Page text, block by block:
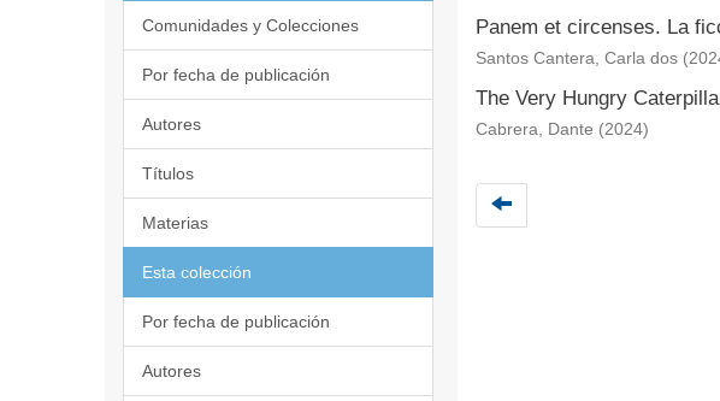
Comunidades y Colecciones
Por fecha de publicación
Autores
Títulos
Materias
Esta colección
Por fecha de publicación
Autores
Panem et circenses. La
Santos Cantera, Carla dos (
The Very Hungry
Cabrera, Dante (2024)